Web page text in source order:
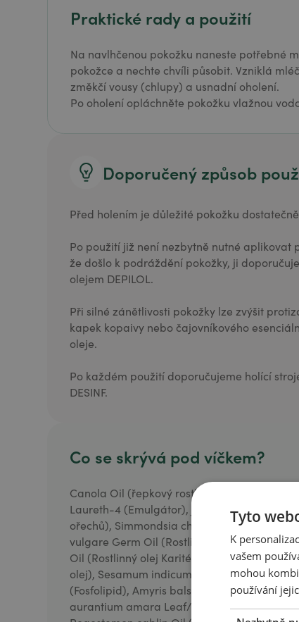
Praktické rady a použití
Na navlhčenou pokožku naneste potřebné
pokožce a nechte chvíli působit. Vzniklá
změkčí vousy (chlupy) a usnadní oholení.
Po oholení opláchněte pokožku vlažnou
Doporučený způsob
Před holením je důležité pokožku
Po použití již není nezbytně nutné aplikovat
že došlo k podráždění pokožky, ji
olejem DEPILOL.
Při silné zánětlivosti pokožky lze zvýšit
kapek kopaivy nebo čajovníkového
oleje.
Po každém použití doporučujeme holící
DESINF.
Co se skrývá pod víčkem?
Canola Oil (řepkový rostlinný olej), Glycine
Laureth-4 (Emulgátor), Juglans regia Seed
ořechů), Simmondsia chinensis Seed Oil
vulgare Germ Oil (Rostlinný olej z
Oil (Rostlinný olej Karité), Prunus
olej), Sesamum indicum Seed Oil
(Fosfolipid), Amyris balsamifera Bark Oil
aurantium amara Leaf/Twig Oil (Éterický
Tyto
K
vašem
mohou
používání